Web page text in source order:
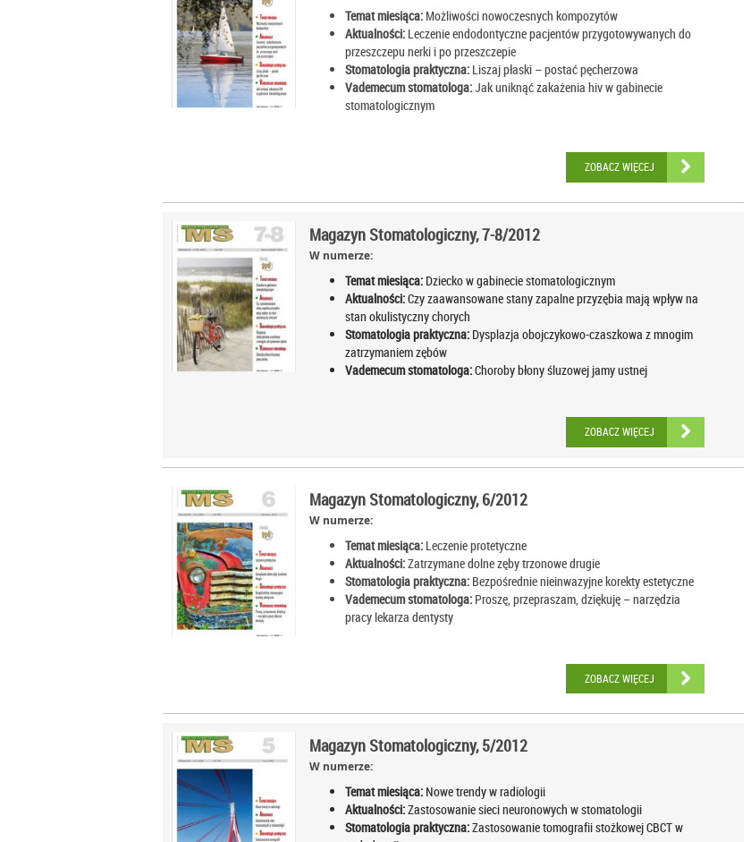
Temat miesiąca:Możliwości nowoczesnych kompozytów
Aktualności:Leczenie endodontyczne pacjentów przygotowywanych do
przeszczepu nerki i po przeszczepie
Stomatologia praktyczna:Liszaj płaski – postać pęcherzowa
Vademecum stomatologa:Jak uniknąć zakażenia hiv w gabinecie
stomatologicznym
ZOBACZ WIĘCEJ
Magazyn Stomatologiczny, 7-8/2012
W numerze:
Temat miesiąca:Dziecko w gabinecie stomatologicznym
Aktualności:Czy zaawansowane stany zapalne przyzębia mają wpływ na
stan okulistyczny chorych
Stomatologia praktyczna:Dysplazja obojczykowo-czaszkowa z mnogim
zatrzymaniem zębów
Vademecum stomatologa:Choroby błony śluzowej jamy ustnej
ZOBACZ WIĘCEJ
Magazyn Stomatologiczny, 6/2012
W numerze:
Temat miesiąca:Leczenie protetyczne
Aktualności:Zatrzymane dolne zęby trzonowe drugie
Stomatologia praktyczna:Bezpośrednie nieinwazyjne korekty estetyczne
Vademecum stomatologa:Proszę, przepraszam, dziękuję – narzędzia
pracy lekarza dentysty
ZOBACZ WIĘCEJ
Magazyn Stomatologiczny, 5/2012
W numerze:
Temat miesiąca:Nowe trendy w radiologii
Aktualności:Zastosowanie sieci neuronowych w stomatologii
Stomatologia praktyczna:Zastosowanie tomografii stożkowej CBCT w